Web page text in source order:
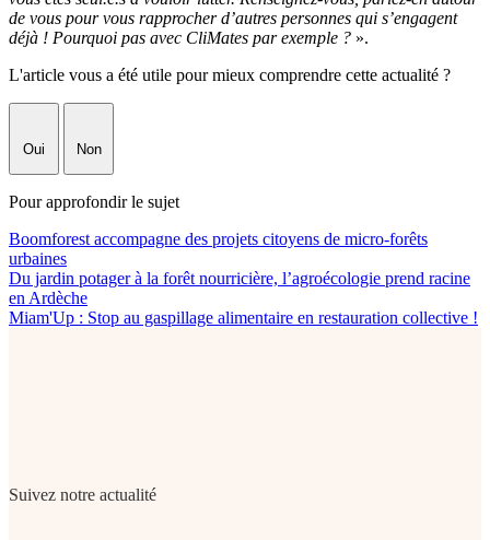
de vous pour vous rapprocher d’autres personnes qui s’engagent
déjà ! Pourquoi pas avec CliMates par exemple ? ».
L'article vous a été utile pour mieux comprendre cette actualité ?
Oui Non
Pour approfondir le sujet
Boomforest accompagne des projets citoyens de micro-forêts
urbaines
Du jardin potager à la forêt nourricière, l’agroécologie prend racine
en Ardèche
Miam'Up : Stop au gaspillage alimentaire en restauration collective !
Suivez notre actualité